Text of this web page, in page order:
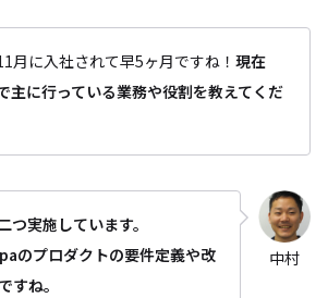
月に入社されて早5ヶ月ですね！ 現在
主に行っている業務や役割を教えてくだ
つ実施しています。
のプロダクトの要件定義や改
すね。
中村